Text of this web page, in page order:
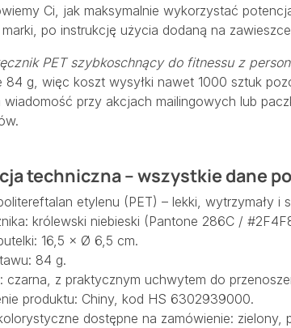
Ci, jak maksymalnie wykorzystać
po instrukcję użycia dodaną na
PET szybkoschnący do fitnessu z
84 g, więc koszt wysyłki nawet 1000 sztuk
wiadomość przy akcjach mailingowych lub
techniczna – wszystkie dane
etylenu (PET) – lekki, wytrzymały i
królewski niebieski (Pantone 286C /
16,5 × Ø 6,5 cm.
84 g.
czarna, z praktycznym uchwytem do
produktu: Chiny, kod HS 6302939000.
dostępne na zamówienie: zielony,